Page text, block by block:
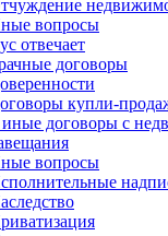
вопросы
отвечает
договоры
купли-
договоры с
вопросы